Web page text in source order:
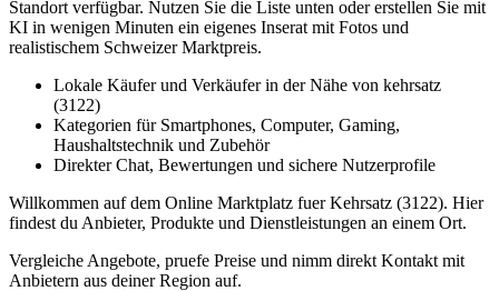
Standort verfügbar. Nutzen Sie die Liste unten oder erstellen Sie mit
KI in wenigen Minuten ein eigenes Inserat mit Fotos und
realistischem Schweizer Marktpreis.
Lokale Käufer und Verkäufer in der Nähe von kehrsatz
(3122)
Kategorien für Smartphones, Computer, Gaming,
Haushaltstechnik und Zubehör
Direkter Chat, Bewertungen und sichere Nutzerprofile
Willkommen auf dem Online Marktplatz fuer Kehrsatz (3122). Hier
findest du Anbieter, Produkte und Dienstleistungen an einem Ort.
Vergleiche Angebote, pruefe Preise und nimm direkt Kontakt mit
Anbietern aus deiner Region auf.